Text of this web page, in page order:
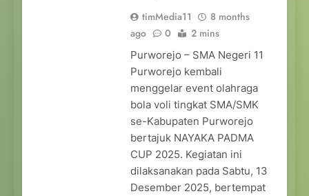
timMedia11
8 months
ago
0 2 mins
Purworejo – SMA Negeri 11
Purworejo kembali
menggelar event olahraga
bola voli tingkat SMA/SMK
se-Kabupaten Purworejo
bertajuk NAYAKA PADMA
CUP 2025. Kegiatan ini
dilaksanakan pada Sabtu, 13
Desember 2025, bertempat